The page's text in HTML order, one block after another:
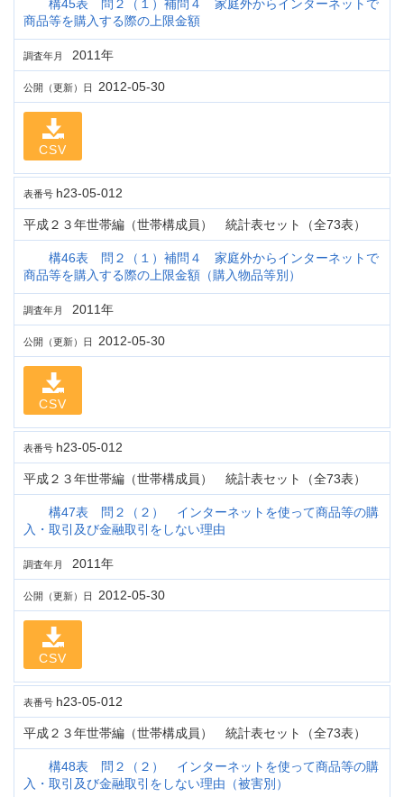
構45表 問２（１）補問４ 家庭外からインターネットで
商品等を購入する際の上限金額
調査年月 2011年
公開（更新）日 2012-05-30
CSV
表番号 h23-05-012
平成２３年世帯編（世帯構成員） 統計表セット（全73表）
構46表 問２（１）補問４ 家庭外からインターネットで
商品等を購入する際の上限金額（購入物品等別）
調査年月 2011年
公開（更新）日 2012-05-30
CSV
表番号 h23-05-012
平成２３年世帯編（世帯構成員） 統計表セット（全73表）
構47表 問２（２） インターネットを使って商品等の購
入・取引及び金融取引をしない理由
調査年月 2011年
公開（更新）日 2012-05-30
CSV
表番号 h23-05-012
平成２３年世帯編（世帯構成員） 統計表セット（全73表）
構48表 問２（２） インターネットを使って商品等の購
入・取引及び金融取引をしない理由（被害別）